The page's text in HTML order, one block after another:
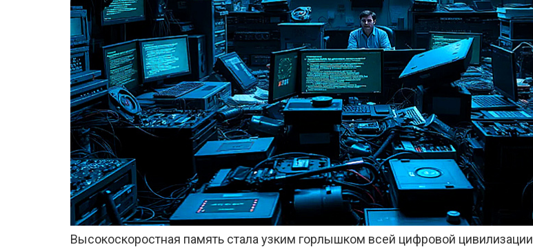
Высокоскоростная память стала узким горлышком всей цифровой цивилизации